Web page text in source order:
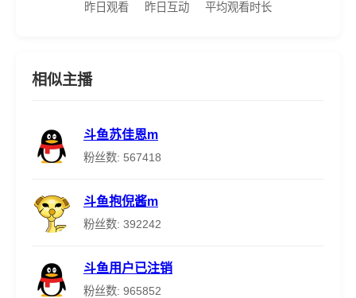
昨日观看 昨日互动 平均观看时长
相似主播
斗鱼苏佳恩m
粉丝数: 567418
斗鱼抱倪酱m
粉丝数: 392242
斗鱼用户已注销
粉丝数: 965852